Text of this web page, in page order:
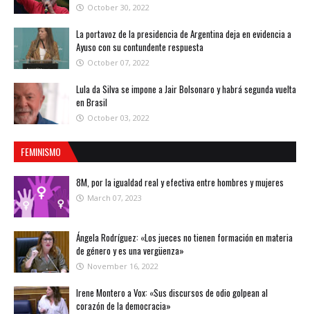
October 30, 2022
La portavoz de la presidencia de Argentina deja en evidencia a
Ayuso con su contundente respuesta
October 07, 2022
Lula da Silva se impone a Jair Bolsonaro y habrá segunda vuelta
en Brasil
October 03, 2022
FEMINISMO
8M, por la igualdad real y efectiva entre hombres y mujeres
March 07, 2023
Ángela Rodríguez: «Los jueces no tienen formación en materia
de género y es una vergüenza»
November 16, 2022
Irene Montero a Vox: «Sus discursos de odio golpean al
corazón de la democracia»